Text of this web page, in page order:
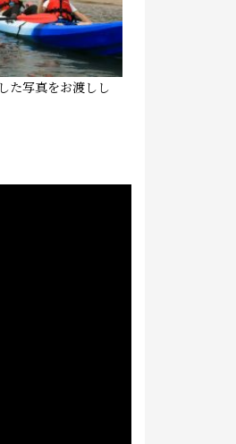
た写真をお渡しし